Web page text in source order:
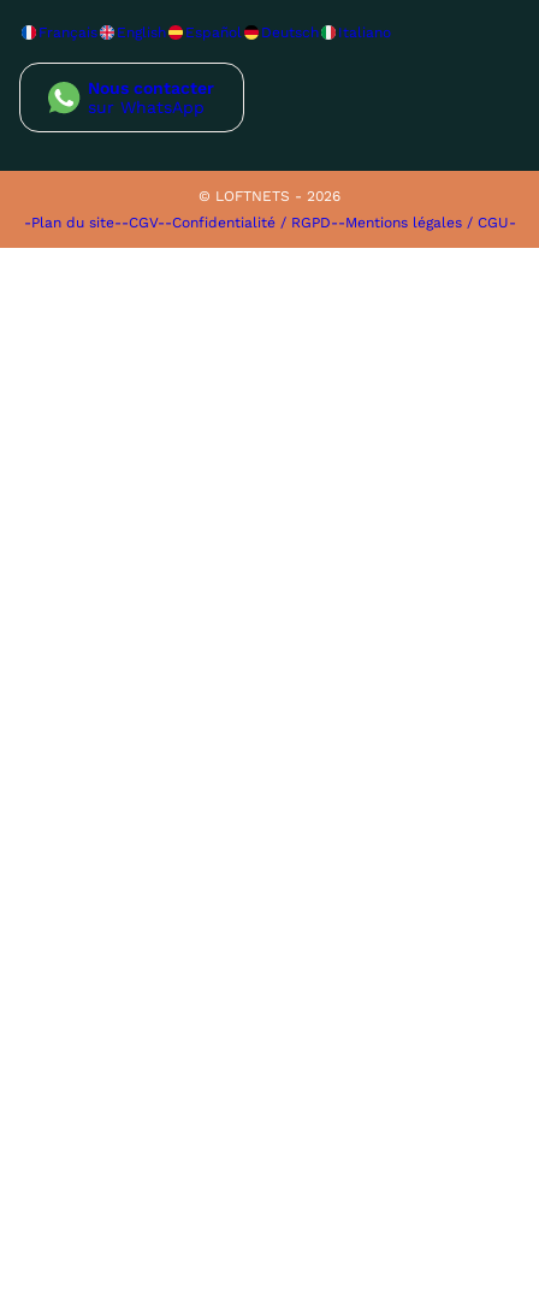
Français English Español Deutsch Italiano
Nous contacter
sur WhatsApp
© LOFTNETS - 2026
-Plan du site--CGV--Confidentialité / RGPD--Mentions légales / CGU-